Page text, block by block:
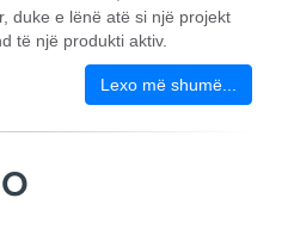
duke e lënë atë si një projekt
të një produkti aktiv.
Lexo më shumë...